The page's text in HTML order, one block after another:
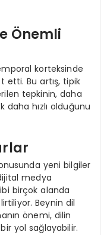
Önemli
korteksinde
etti. Bu artış, tipik
tepkinin, daha
daha hızlı olduğunu
yeni bilgiler
medya
birçok alanda
Beynin dil
önemi, dilin
yol sağlayabilir.